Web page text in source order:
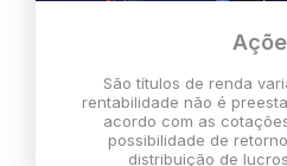
São títulos de renda
rentabilidade não é
acordo com as
possibilidade de
distribuição de